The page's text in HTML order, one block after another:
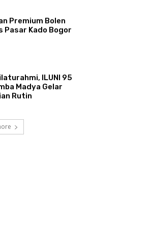
Premium Bolen
Pasar Kado Bogor
ILUNI 95
Madya Gelar
Rutin